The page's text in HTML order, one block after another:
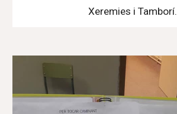
Xeremies i Tamborí.